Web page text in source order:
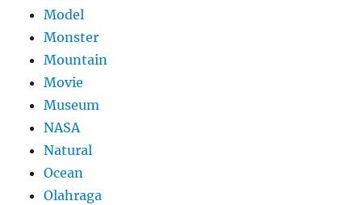
Model
Monster
Mountain
Movie
Museum
NASA
Natural
Ocean
Olahraga